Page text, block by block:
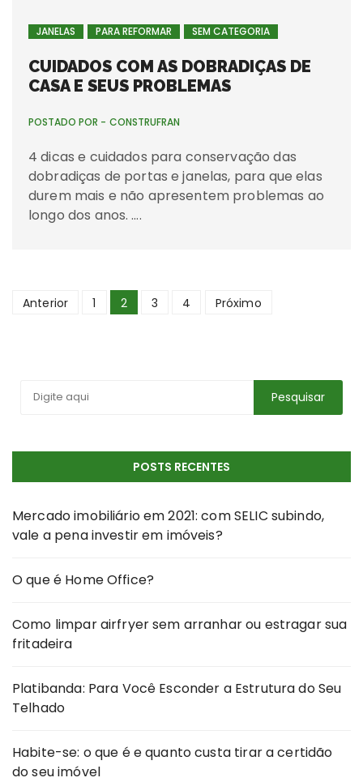
JANELAS PARA REFORMAR SEM CATEGORIA
CUIDADOS COM AS DOBRADIÇAS DE
CASA E SEUS PROBLEMAS
POSTADO POR - CONSTRUFRAN
4 dicas e cuidados para conservação das
dobradiças de portas e janelas, para que elas
durem mais e não apresentem problemas ao
longo dos anos. ….
Navegação
Anterior 1 2 3 4 Próximo
POSTS RECENTES
Mercado imobiliário em 2021: com SELIC subindo,
vale a pena investir em imóveis?
O que é Home Office?
Como limpar airfryer sem arranhar ou estragar sua
fritadeira
Platibanda: Para Você Esconder a Estrutura do Seu
Telhado
Habite-se: o que é e quanto custa tirar a certidão
do seu imóvel